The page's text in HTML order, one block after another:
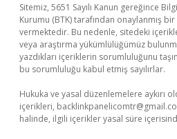
Sitemiz, 5651 Sayılı Kanun gereğince
Kurumu (BTK) tarafından onaylanmış
vermektedir. Bu nedenle, sitedeki
veya araştırma yükümlülüğümüz
yazdıkları içeriklerin sorumluluğunu
bu sorumluluğu kabul etmiş sayılırlar.
Hukuka ve yasal düzenlemelere aykırı
içerikleri,
halinde, ilgili içerikler yasal süre